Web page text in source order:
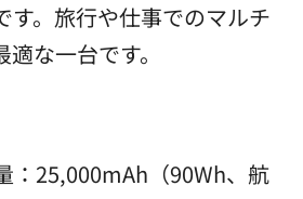
す。旅行や仕事でのマルチ
な一台です。
：25,000mAh（90Wh、航